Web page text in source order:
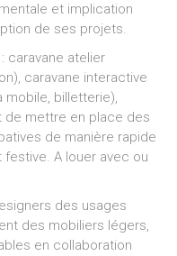
et implication
de ses projets.
: caravane atelier
caravane interactive
mobile, billetterie),
de mettre en place des
de manière rapide
A louer avec ou
des usages
des mobiliers légers,
en collaboration